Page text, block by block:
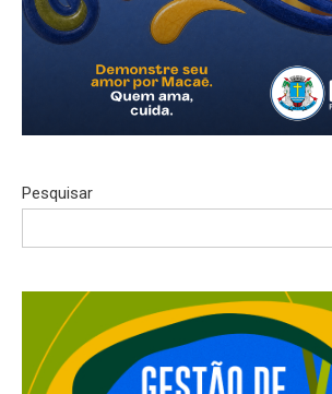
Pesquisar